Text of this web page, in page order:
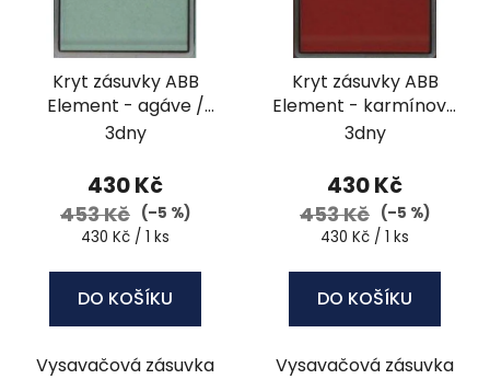
Kryt zásuvky ABB
Element - agáve /
ledová bílá
3dny
430 Kč
453 Kč (–5 %)
Měrná
430 Kč / 1 ks
DO KOŠÍKU
Vysavačová zásuvka
Kryt zásuvky ABB
Element - karmínová
/ ledová šedá
3dny
430 Kč
453 Kč (–5 %)
Měrná
430 Kč / 1 ks
DO KOŠÍKU
Vysavačová zásuvka